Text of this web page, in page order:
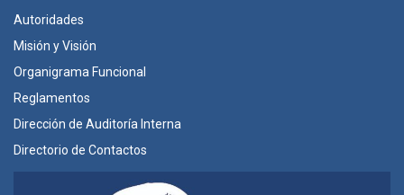
Autoridades
Misión y Visión
Organigrama Funcional
Reglamentos
Dirección de Auditoría Interna
Directorio de Contactos